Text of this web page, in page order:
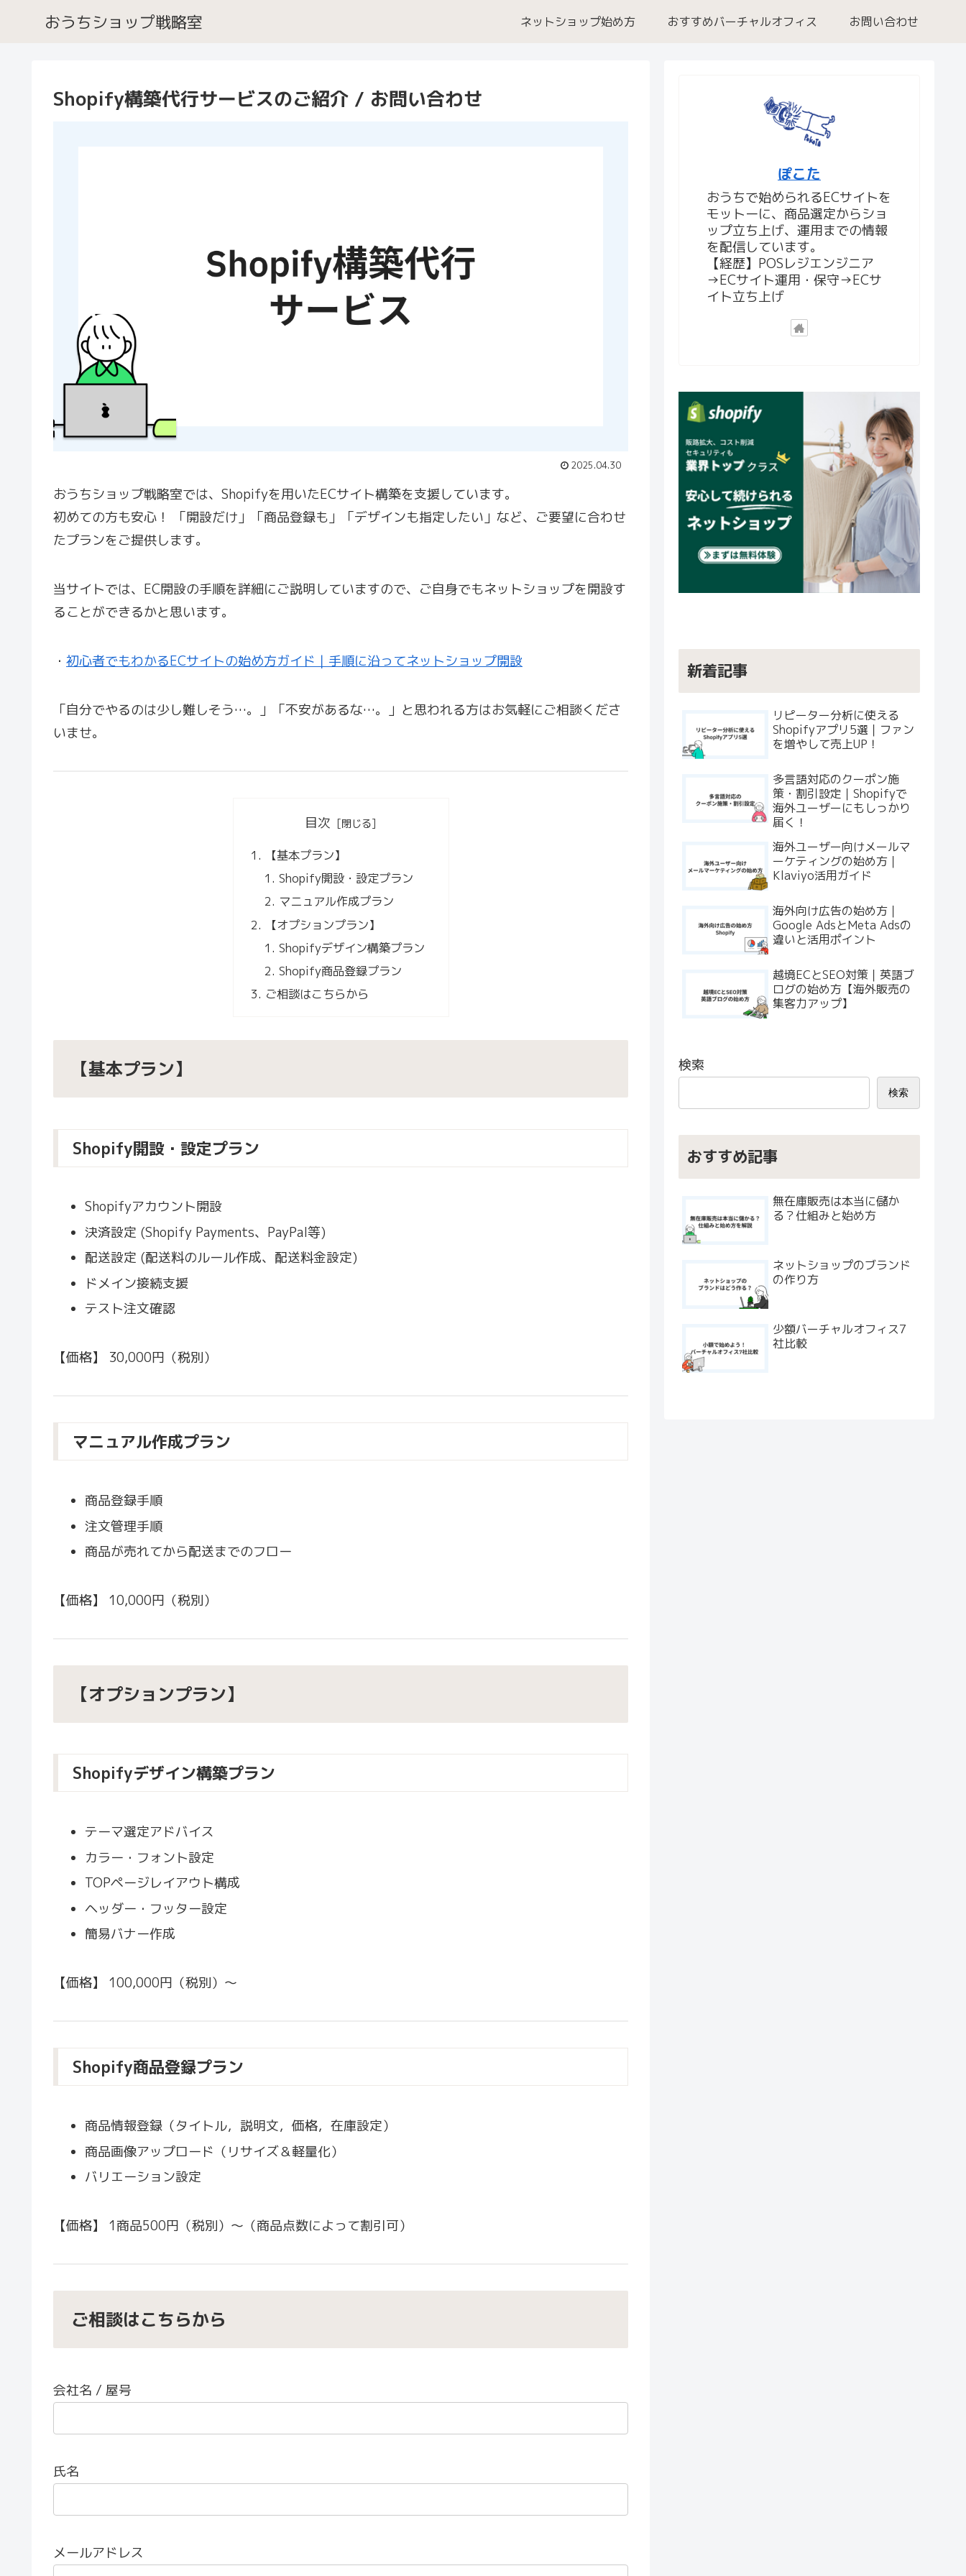
おうちショップ戦略室 ネットショップ始め方 おすすめバーチャルオフィス お問い合わせ
Shopify構築代行サービスのご紹介 / お問い合わせ
2025.04.30
おうちショップ戦略室では、Shopifyを用いたECサイト構築を支援しています。
初めての方も安心！ 「開設だけ」「商品登録も」「デザインも指定したい」など、ご要望に合わせ
たプランをご提供します。
当サイトでは、EC開設の手順を詳細にご説明していますので、ご自身でもネットショップを開設す
ることができるかと思います。
・ 初心者でもわかるECサイトの始め方ガイド｜手順に沿ってネットショップ開設
「自分でやるのは少し難しそう…。」「不安があるな…。」と思われる方はお気軽にご相談くださ
いませ。
目次
【基本プラン】
Shopify開設・設定プラン
マニュアル作成プラン
【オプションプラン】
Shopifyデザイン構築プラン
Shopify商品登録プラン
ご相談はこちらから
【基本プラン】
Shopify開設・設定プラン
Shopifyアカウント開設
決済設定 (Shopify Payments、PayPal等)
配送設定 (配送料のルール作成、配送料金設定)
ドメイン接続支援
テスト注文確認
【価格】 30,000円（税別）
マニュアル作成プラン
商品登録手順
注文管理手順
商品が売れてから配送までのフロー
【価格】 10,000円（税別）
【オプションプラン】
Shopifyデザイン構築プラン
テーマ選定アドバイス
カラー・フォント設定
TOPページレイアウト構成
ヘッダー・フッター設定
簡易バナー作成
【価格】 100,000円（税別）～
Shopify商品登録プラン
商品情報登録（タイトル，説明文，価格，在庫設定）
商品画像アップロード（リサイズ＆軽量化）
バリエーション設定
【価格】 1商品500円（税別）～（商品点数によって割引可）
ご相談はこちらから
会社名 / 屋号
氏名
メールアドレス
ぽこた
おうちで始められるECサイトを
モットーに、商品選定からショ
ップ立ち上げ、運用までの情報
を配信しています。
【経歴】POSレジエンジニア
→ECサイト運用・保守→ECサ
イト立ち上げ
新着記事
リピーター分析に使える
Shopifyアプリ5選｜ファン
を増やして売上UP！
多言語対応のクーポン施
策・割引設定｜Shopifyで
海外ユーザーにもしっかり
届く！
海外ユーザー向けメールマ
ーケティングの始め方｜
Klaviyo活用ガイド
海外向け広告の始め方｜
Google AdsとMeta Adsの
違いと活用ポイント
越境ECとSEO対策｜英語ブ
ログの始め方【海外販売の
集客力アップ】
検索
検索
おすすめ記事
無在庫販売は本当に儲か
る？仕組みと始め方
ネットショップのブランド
の作り方
少額バーチャルオフィス7
社比較